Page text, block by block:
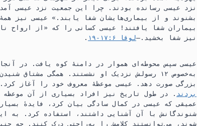
نزد عیسی رسانده بودند.‏ چرا این جمعیت نزد عیسی
بشنوند و از بیماری‌هایشان شفا یابند.‏» عیسی نیز
بیماران شفا یافتند!‏ عیسی کسانی را که «از ارواح
نیز شفا بخشید.‏—‏لوقا ۶:‏۱۷-‏۱۹ ‏.‏
عیسی سپس محوطه‌ای هموار در دامنهٔ کوه یافت.‏ در
به‌خصوص ۱۲ رسولش نزدیک او نشستند.‏ همگی
بزرگی صورت دهد.‏ عیسی موعظهٔ معروف خود را آغاز
بردند ‏.‏ در طول تاریخ نیز افراد بسیاری از آن
عمیقی که عیسی در کمال سادگی بیان کرد،‏ فایدهٔ
شنوندگانش با آن آشنایی داشتند،‏ استفاده کرد.‏ به
شوند،‏ می‌توانستند کلامش را به‌راحتی درک کنند.‏ چه